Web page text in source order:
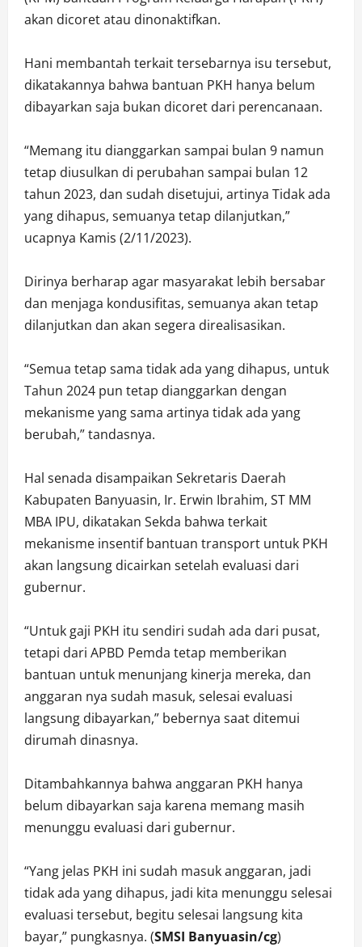
akan dicoret atau dinonaktifkan.
Hani membantah terkait tersebarnya isu tersebut,
dikatakannya bahwa bantuan PKH hanya belum
dibayarkan saja bukan dicoret dari perencanaan.
“Memang itu dianggarkan sampai bulan 9 namun
tetap diusulkan di perubahan sampai bulan 12
tahun 2023, dan sudah disetujui, artinya Tidak ada
yang dihapus, semuanya tetap dilanjutkan,”
ucapnya Kamis (2/11/2023).
Dirinya berharap agar masyarakat lebih bersabar
dan menjaga kondusifitas, semuanya akan tetap
dilanjutkan dan akan segera direalisasikan.
“Semua tetap sama tidak ada yang dihapus, untuk
Tahun 2024 pun tetap dianggarkan dengan
mekanisme yang sama artinya tidak ada yang
berubah,” tandasnya.
Hal senada disampaikan Sekretaris Daerah
Kabupaten Banyuasin, Ir. Erwin Ibrahim, ST MM
MBA IPU, dikatakan Sekda bahwa terkait
mekanisme insentif bantuan transport untuk PKH
akan langsung dicairkan setelah evaluasi dari
gubernur.
“Untuk gaji PKH itu sendiri sudah ada dari pusat,
tetapi dari APBD Pemda tetap memberikan
bantuan untuk menunjang kinerja mereka, dan
anggaran nya sudah masuk, selesai evaluasi
langsung dibayarkan,” bebernya saat ditemui
dirumah dinasnya.
Ditambahkannya bahwa anggaran PKH hanya
belum dibayarkan saja karena memang masih
menunggu evaluasi dari gubernur.
“Yang jelas PKH ini sudah masuk anggaran, jadi
tidak ada yang dihapus, jadi kita menunggu selesai
evaluasi tersebut, begitu selesai langsung kita
bayar,” pungkasnya. (SMSI Banyuasin/cg)